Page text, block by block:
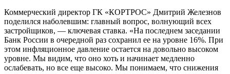
Коммерческий директор ГК «КОРТРОС» Дмитрий Железнов
поделился наболевшим: главный вопрос, волнующий всех
застройщиков, — ключевая ставка. «На последнем заседании
Банк России в очередной раз сохранил ее на уровне 16%. При
этом инфляционное давление остается на довольно высоком
уровне. Мы видим, что оно хоть и начинает медленно
ослабевать, но все еще высоко. Мы понимаем, что снижения